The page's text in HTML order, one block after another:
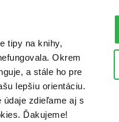
tipy na knihy,
Okrem
a stále ho pre
lepšiu orientáciu.
zdieľame aj s
Ďakujeme!